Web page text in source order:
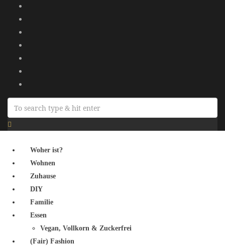
Woher ist?
Wohnen
Zuhause
DIY
Familie
Essen
Vegan, Vollkorn & Zuckerfrei
(Fair) Fashion